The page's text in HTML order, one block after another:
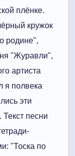
плёнке.
кружок
родине",
"Журавли",
артиста
я полвека
эти
песни
"Тоска по